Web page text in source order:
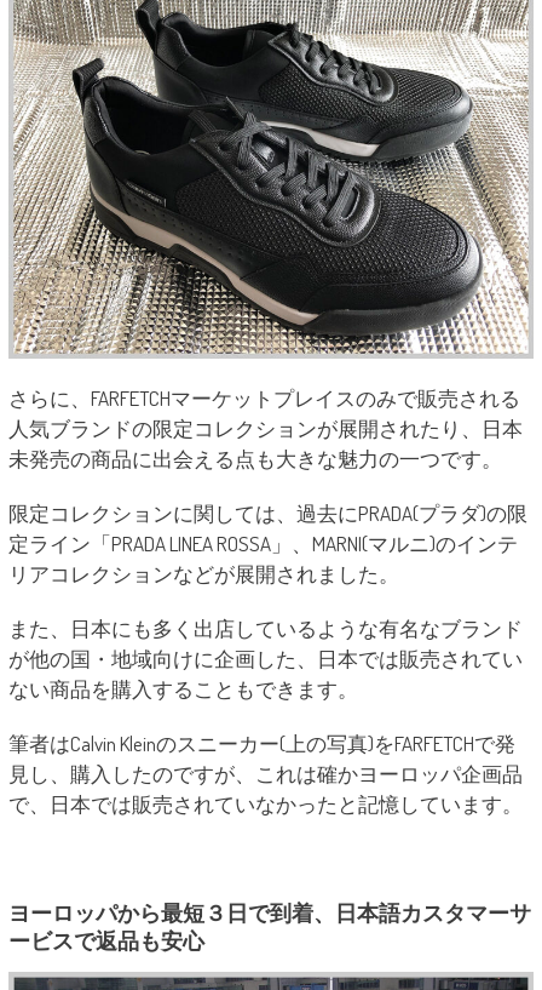
さらに、FARFETCHマーケットプレイスのみで販売される
人気ブランドの限定コレクションが展開されたり、日本
未発売の商品に出会える点も大きな魅力の一つです。
限定コレクションに関しては、過去にPRADA(プラダ)の限
定ライン「PRADA LINEA ROSSA」、MARNI(マルニ)のインテ
リアコレクションなどが展開されました。
また、日本にも多く出店しているような有名なブランド
が他の国・地域向けに企画した、日本では販売されてい
ない商品を購入することもできます。
筆者はCalvin Kleinのスニーカー(上の写真)をFARFETCHで発
見し、購入したのですが、これは確かヨーロッパ企画品
で、日本では販売されていなかったと記憶しています。
ヨーロッパから最短３日で到着、日本語カスタマーサ
ービスで返品も安心